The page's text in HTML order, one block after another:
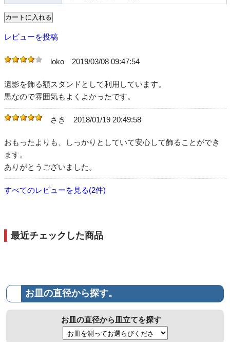
レビューを投稿
loko 2019/03/08 09:47:54
遺影を飾る額スタンドとして利用しています。
黒なので雰囲気もよくよかったです。
さき 2018/01/19 20:49:58
おもったよりも、しっかりとしていて安心して飾ることができ
ます。
ありがとうございました。
すべてのレビューを見る(2件)
最近チェックした商品
お皿の直径から探す。
お皿の直径から皿立てを探す